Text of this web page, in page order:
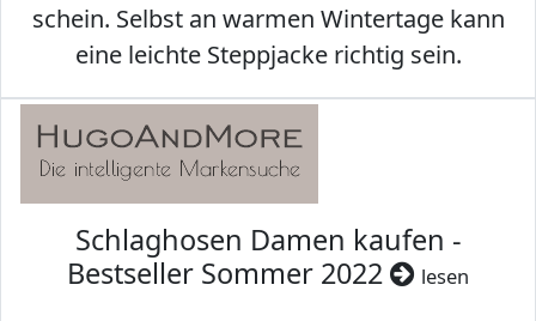
schein. Selbst an warmen Wintertage kann
eine leichte Steppjacke richtig sein.
Schlaghosen Damen kaufen -
Bestseller Sommer 2022
lesen